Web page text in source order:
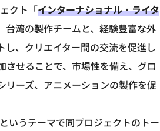
クト「インターナショナル・ライタ
台湾の製作チームと、経験豊富な外
、クリエイター間の交流を促進し
せることで、市場性を備え、グロ
リーズ、アニメーションの製作を促
いうテーマで同プロジェクトのトー